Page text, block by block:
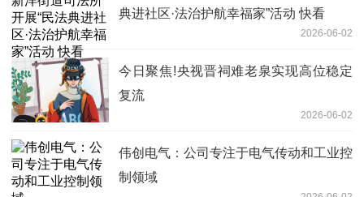
典进社区·法治护航幸福家”活动 快看
2026-06-02
今日聚焦!央视晋祠难老泉实现高位稳定
复流
2026-06-02
伟创电气：公司专注于电气传动和工业控
制领域